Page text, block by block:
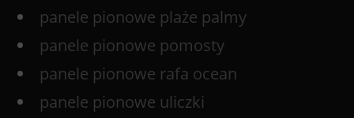
panele pionowe plaże palmy
panele pionowe pomosty
panele pionowe rafa ocean
panele pionowe uliczki